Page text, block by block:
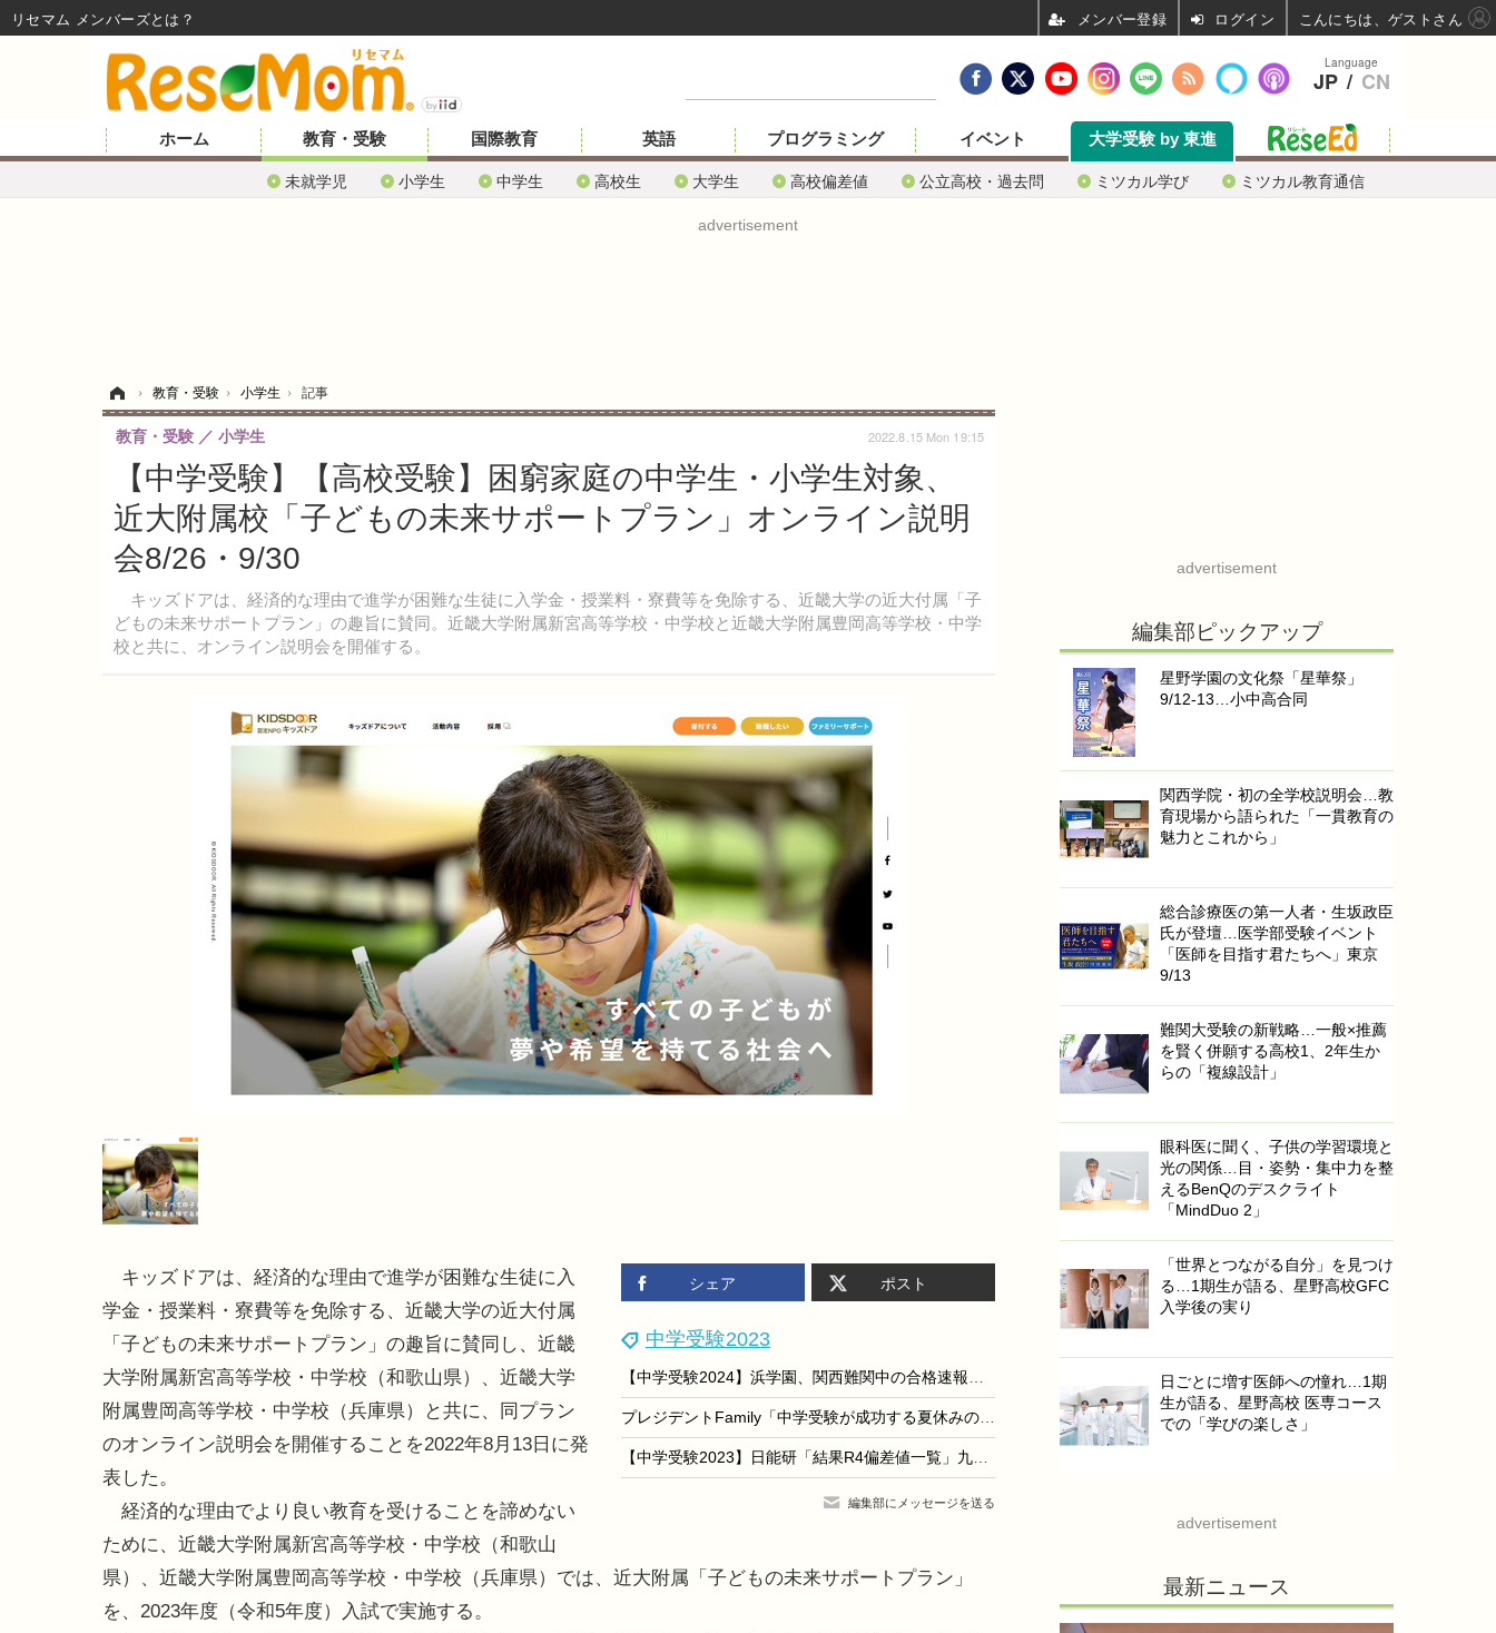
ホーム 教育・受験
未就学児 小学生 中学生 高校生 大学生 高校偏差値 公立高校・過去問 ミツカル学び ミツカル教育通信
国際教育 英語 プログラミング イベント 大学受験 by 東進
advertisement
› 教育・受験 › 小学生 › 記事
【中学受験】【高校受験】困窮家庭の中学生・小学生対象、
近大附属校「子どもの未来サポートプラン」オンライン説明
会8/26・9/30
キッズドアは、経済的な理由で進学が困難な生徒に入学金・授業料・寮費等を免除する、近畿大学の近大付属「子
どもの未来サポートプラン」の趣旨に賛同。近畿大学附属新宮高等学校・中学校と近畿大学附属豊岡高等学校・中学
校と共に、オンライン説明会を開催する。
教育・受験 小学生 2022.8.15 Mon 19:15
シェア ポスト
中学受験2023
【中学受験2024】浜学園、関西難関中の合格速報…灘111名等
プレジデントFamily「中学受験が成功する夏休みの過ごし方」7/14
【中学受験2023】日能研「結果R4偏差値一覧」九州・四国版
編集部にメッセージを送る
キッズドアは、経済的な理由で進学が困難な生徒に入
学金・授業料・寮費等を免除する、近畿大学の近大付属
「子どもの未来サポートプラン」の趣旨に賛同し、近畿
大学附属新宮高等学校・中学校（和歌山県）、近畿大学
附属豊岡高等学校・中学校（兵庫県）と共に、同プラン
のオンライン説明会を開催することを2022年8月13日に発
表した。
経済的な理由でより良い教育を受けることを諦めない
ために、近畿大学附属新宮高等学校・中学校（和歌山
県）、近畿大学附属豊岡高等学校・中学校（兵庫県）では、近大附属「子どもの未来サポートプラン」
を、2023年度（令和5年度）入試で実施する。
advertisement
編集部ピックアップ
星野学園の文化祭「星華祭」
9/12-13…小中高合同
関西学院・初の全学校説明会…教
育現場から語られた「一貫教育の
魅力とこれから」
総合診療医の第一人者・生坂政臣
氏が登壇…医学部受験イベント
「医師を目指す君たちへ」東京
9/13
難関大受験の新戦略…一般×推薦
を賢く併願する高校1、2年生か
らの「複線設計」
眼科医に聞く、子供の学習環境と
光の関係…目・姿勢・集中力を整
えるBenQのデスクライト
「MindDuo 2」
「世界とつながる自分」を見つけ
る…1期生が語る、星野高校GFC
入学後の実り
日ごとに増す医師への憧れ…1期
生が語る、星野高校 医専コース
での「学びの楽しさ」
advertisement
最新ニュース
Language
JP / CN
リセマム メンバーズ ログイン こんにちは、ゲストさん